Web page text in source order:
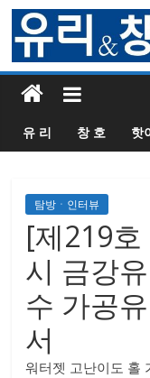
유 리 창 호 핫
탐방ㆍ인터뷰
[제219
시 금강
수 가공
서
워터젯 고난이도 홀